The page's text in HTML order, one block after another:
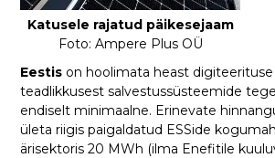
Katusele rajatud päikesejaam
Foto: Ampere Plus OÜ
Eestis on hoolimata heast
teadlikkusest salvestussüsteemide
endiselt minimaalne. Erinevate
ületa riigis paigaldatud ESSide
ärisektoris 20 MWh (ilma Enefitile